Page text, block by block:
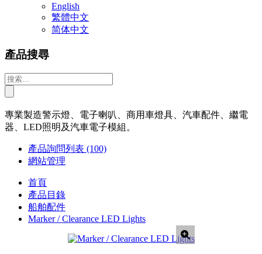
English
繁體中文
简体中文
產品搜尋
專業製造警示燈、電子喇叭、商用車燈具、汽車配件、繼電
器、LED照明及汽車電子模組。
產品詢問列表 (100)
網站管理
首頁
產品目錄
船舶配件
Marker / Clearance LED Lights